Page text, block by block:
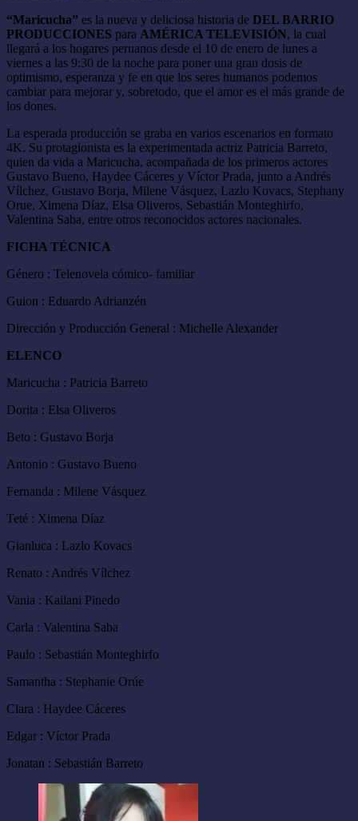
“Maricucha” es la nueva y deliciosa historia de DEL BARRIO
PRODUCCIONES para AMÉRICA TELEVISIÓN, la cual
llegará a los hogares peruanos desde el 10 de enero de lunes a
viernes a las 9:30 de la noche para poner una gran dosis de
optimismo, esperanza y fe en que los seres humanos podemos
cambiar para mejorar y, sobretodo, que el amor es el más grande de
los dones.
La esperada producción se graba en varios escenarios en formato
4K. Su protagionista es la experimentada actriz Patricia Barreto,
quien da vida a Maricucha, acompañada de los primeros actores
Gustavo Bueno, Haydee Cáceres y Víctor Prada, junto a Andrés
Vílchez, Gustavo Borja, Milene Vásquez, Lazlo Kovacs, Stephany
Orue, Ximena Díaz, Elsa Oliveros, Sebastián Monteghirfo,
Valentina Saba, entre otros reconocidos actores nacionales.
FICHA TÉCNICA
Género : Telenovela cómico- familiar
Guion : Eduardo Adrianzén
Dirección y Producción General : Michelle Alexander
ELENCO
Maricucha : Patricia Barreto
Dorita : Elsa Oliveros
Beto : Gustavo Borja
Antonio : Gustavo Bueno
Fernanda : Milene Vásquez
Teté : Ximena Díaz
Gianluca : Lazlo Kovacs
Renato : Andrés Vílchez
Vania : Kailani Pinedo
Carla : Valentina Saba
Paulo : Sebastián Monteghirfo
Samantha : Stephanie Orúe
Clara : Haydee Cáceres
Edgar : Víctor Prada
Jonatan : Sebastián Barreto